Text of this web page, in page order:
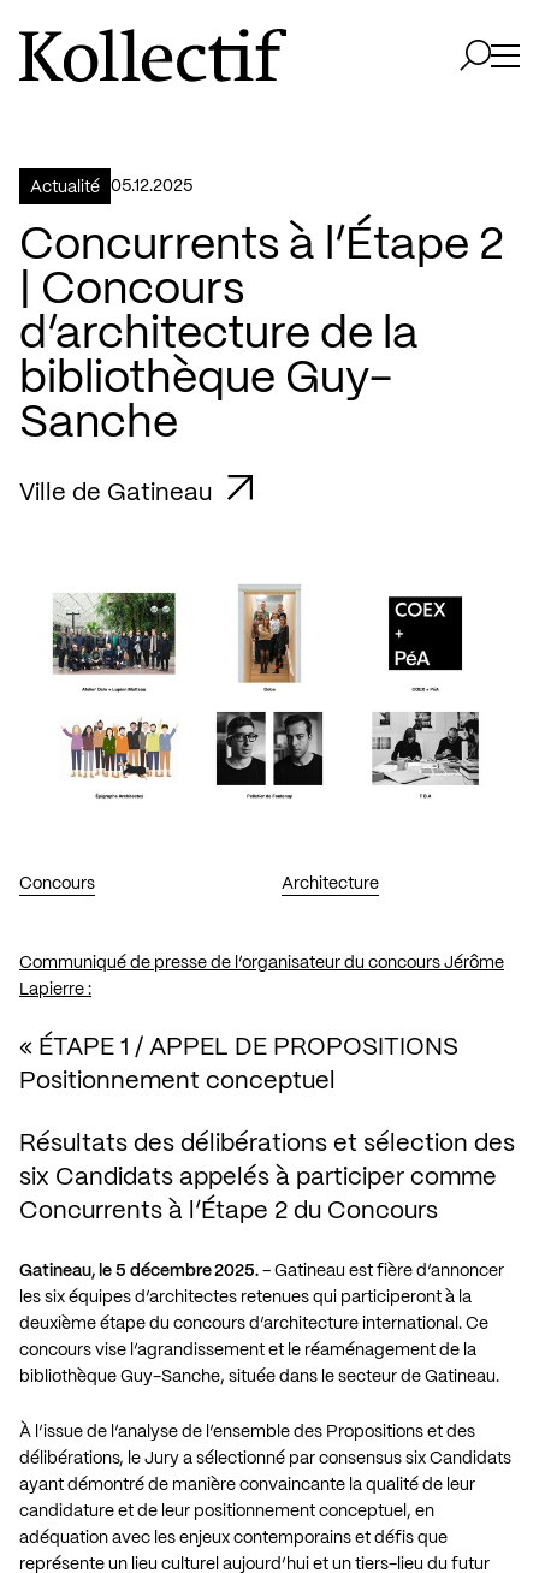
Aller à la page d'accueil
Logo Kollectif
Actualité 05.12.2025
Concurrents à l’Étape 2
| Concours
d’architecture de la
bibliothèque Guy-
Sanche
Ville de Gatineau
Concours Architecture
Communiqué de presse de l’organisateur du concours Jérôme
Lapierre :
« ÉTAPE 1 / APPEL DE PROPOSITIONS
Positionnement conceptuel
Résultats des délibérations et sélection des
six Candidats appelés à participer comme
Concurrents à l’Étape 2 du Concours
Gatineau, le 5 décembre 2025. – Gatineau est fière d’annoncer
les six équipes d’architectes retenues qui participeront à la
deuxième étape du concours d’architecture international. Ce
concours vise l’agrandissement et le réaménagement de la
bibliothèque Guy-Sanche, située dans le secteur de Gatineau.
À l’issue de l’analyse de l’ensemble des Propositions et des
délibérations, le Jury a sélectionné par consensus six Candidats
ayant démontré de manière convaincante la qualité de leur
candidature et de leur positionnement conceptuel, en
adéquation avec les enjeux contemporains et défis que
représente un lieu culturel aujourd’hui et un tiers-lieu du futur